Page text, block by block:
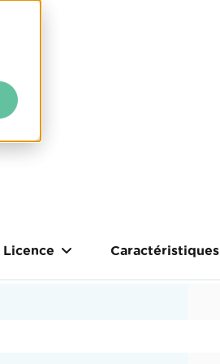
Licence Caractéristiques